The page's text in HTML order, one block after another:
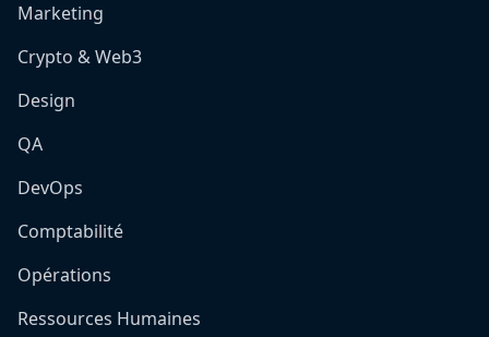
Marketing
Crypto & Web3
Design
QA
DevOps
Comptabilité
Opérations
Ressources Humaines